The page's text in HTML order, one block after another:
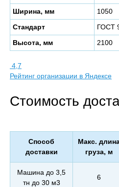
Ширина, мм
1050
Стандарт
ГОСТ
Высота, мм
2100
4,7
Рейтинг организации в Яндексе
Стоимость
Способ
доставки
Макс.
груза, м
Машина до 3,5
тн до 30 м3
6